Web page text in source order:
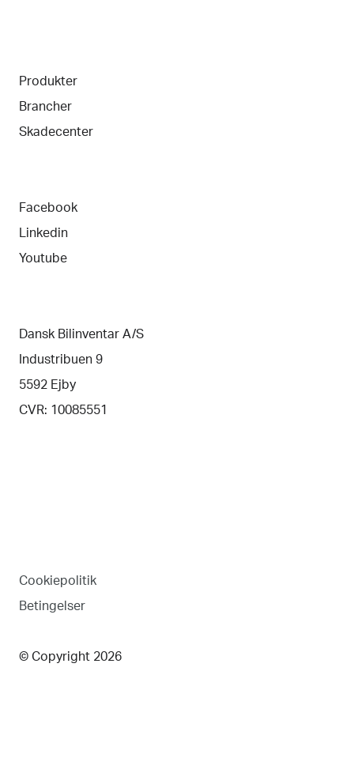
Produkter
Brancher
Skadecenter
Facebook
Linkedin
Youtube
Dansk Bilinventar A/S
Industribuen 9
5592 Ejby
CVR: 10085551
© Copyright 2026
Cookiepolitik
Betingelser